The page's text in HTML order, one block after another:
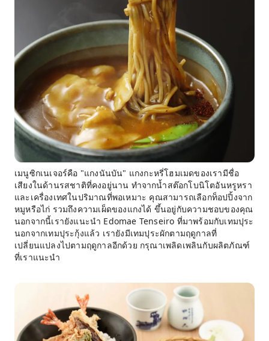
เมนูซิกเนเจอร์คือ "แกงนันบัน" แกงกะหรี่โฮมเมดของเรามีชื่อ
เสียงในด้านรสชาติที่คงอยู่นาน ทำจากน้ำสต๊อกโบนิโตอันหรูหรา
และเครื่องเทศในปริมาณที่พอเหมาะ คุณสามารถเลือกท็อปปิ้งจาก
หมูหรือไก่ รวมถึงความเผ็ดของแกงได้ ขึ้นอยู่กับความชอบของคุณ
นอกจากนี้เรายังแนะนำ Edomae Tenseiro ที่มาพร้อมกับเทมปุระ
นอกจากเทมปุระกุ้งแล้ว เรายังมีเทมปุระผักตามฤดูกาลที่
เปลี่ยนแปลงไปตามฤดูกาลอีกด้วย กรุณาเพลิดเพลินกับผลิตภัณฑ์
ที่เราแนะนำ